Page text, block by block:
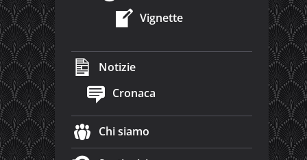
Vignette
Notizie
Cronaca
Chi siamo